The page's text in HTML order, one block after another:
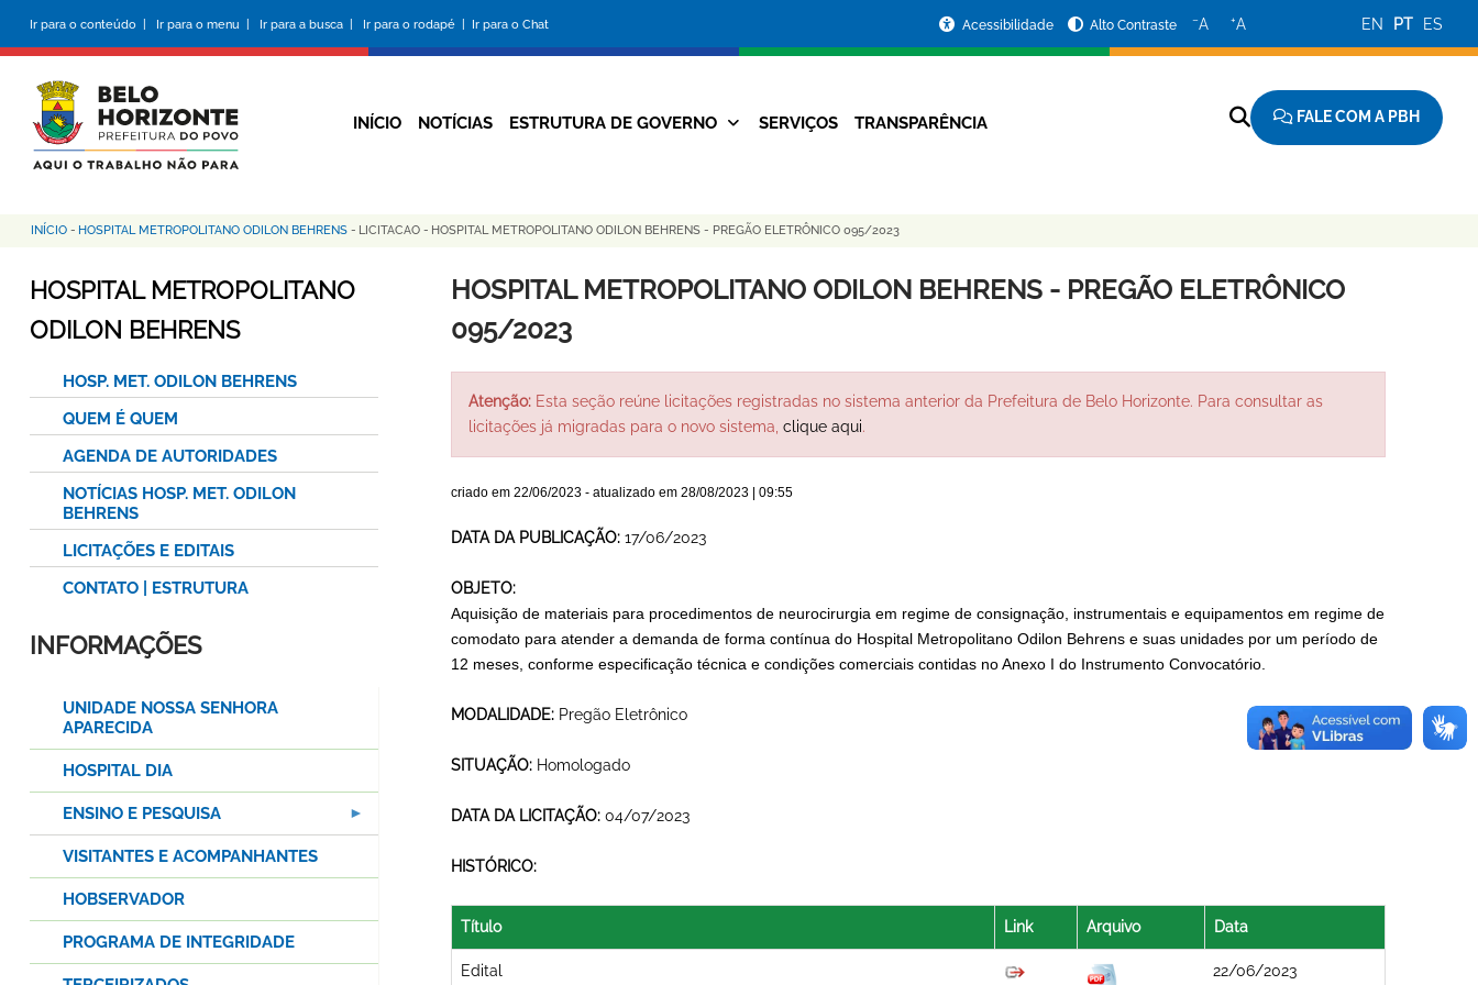
conteúdo
principal
Ir para o conteúdo | Ir para o menu | Ir para a busca | Ir para o rodapé | Ir para o Chat
da
Prefeitura
Acessibilidade Alto Contraste −A +A EN PT ES
Navegação
INÍCIO NOTÍCIAS ESTRUTURA DE GOVERNO SERVIÇOS TRANSPARÊNCIA FALE COM A PBH
Trilha
de
navegação
INÍCIO - HOSPITAL METROPOLITANO ODILON BEHRENS - LICITACAO - HOSPITAL METROPOLITANO ODILON BEHRENS - PREGÃO ELETRÔNICO 095/2023
HOSPITAL METROPOLITANO ODILON BEHRENS - PREGÃO ELETRÔNICO
095/2023
Atenção:Esta seção reúne licitações registradas no sistema anterior da Prefeitura de Belo Horizonte. Para consultar as
licitações já migradas para o novo sistema, clique aqui.
criado em 22/06/2023- atualizado em 28/08/2023 | 09:55
DATA DA PUBLICAÇÃO: 17/06/2023
OBJETO:
Aquisição de materiais para procedimentos de neurocirurgia em regime de consignação, instrumentais e equipamentos em regime de
comodato para atender a demanda de forma contínua do Hospital Metropolitano Odilon Behrens e suas unidades por um período de
12 meses, conforme especificação técnica e condições comerciais contidas no Anexo I do Instrumento Convocatório.
MODALIDADE: Pregão Eletrônico
SITUAÇÃO: Homologado
DATA DA LICITAÇÃO: 04/07/2023
HISTÓRICO:
Título Link Arquivo Data
Edital 22/06/2023
HOSPITAL METROPOLITANO
ODILON BEHRENS
HOSP. MET. ODILON BEHRENS
QUEM É QUEM
AGENDA DE AUTORIDADES
NOTÍCIAS HOSP. MET. ODILON
BEHRENS
LICITAÇÕES E EDITAIS
CONTATO | ESTRUTURA
INFORMAÇÕES
UNIDADE NOSSA SENHORA
APARECIDA
HOSPITAL DIA
ENSINO E PESQUISA
VISITANTES E ACOMPANHANTES
HOBSERVADOR
PROGRAMA DE INTEGRIDADE